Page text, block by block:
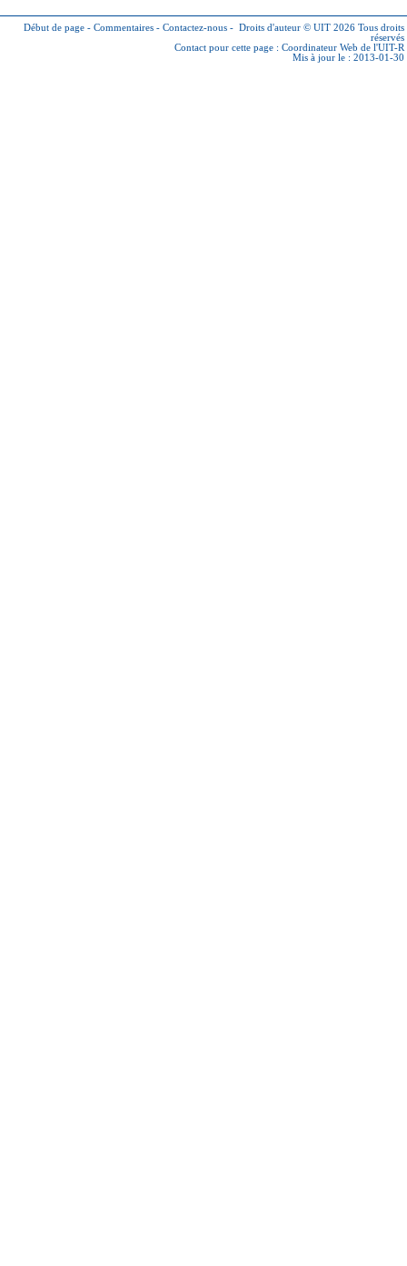
Début de page - Commentaires - Contactez-nous - Droits d'auteur © UIT 2026 Tous droits
réservés
Contact pour cette page : Coordinateur Web de l'UIT-R
Mis à jour le : 2013-01-30